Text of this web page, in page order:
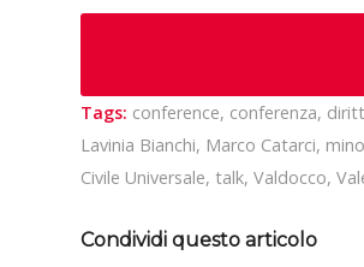
Tags: conference, conferenza,
Lavinia Bianchi, Marco Catarci,
Civile Universale, talk, Valdocco,
Condividi questo articolo